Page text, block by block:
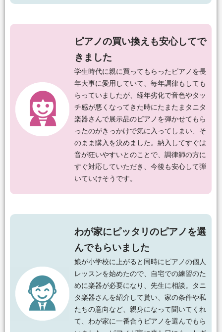
ピアノの買い換えも安心してで
きました
学生時代に親に買ってもらったピアノを長
年大事に愛用していて、毎年調律もしても
らっていましたが、経年劣化で音色やタッ
チ感が悪くなってきた時にたまたまタニタ
楽器さんで展示品のピアノを弾かせてもら
ったのがきっかけで気に入ってしまい、そ
のまま購入を決めました。納入してすぐは
音が狂いやすいとのことで、調律師の方に
すぐ対応していただき、今後も安心して弾
いていけそうです。
わが家にピッタリのピアノを選
んでもらいました
娘が小学校に上がると同時にピアノの個人
レッスンを始めたので、自宅での練習のた
めに楽器が必要になり、先生に相談。タニ
タ楽器さんを紹介して貰い、家の条件や私
たちの意向など、親身になって聞いてくれ
て、わが家に一番合うピアノを選んでもら